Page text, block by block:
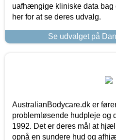
uafhængige kliniske data bag
her for at se deres udvalg.
Se udvalget på
AustralianBodycare.dk er
problemløsende hudpleje og
1992. Det er deres mål at
opnå en sundere hud og